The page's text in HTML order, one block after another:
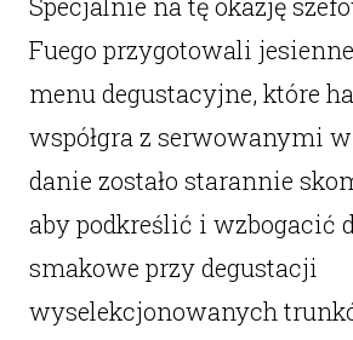
Fuego przygotowali
menu degustacyjne, które
współgra z serwowanymi
danie zostało starannie
aby podkreślić i wzbogacić
smakowe przy degustacji
wyselekcjonowanych